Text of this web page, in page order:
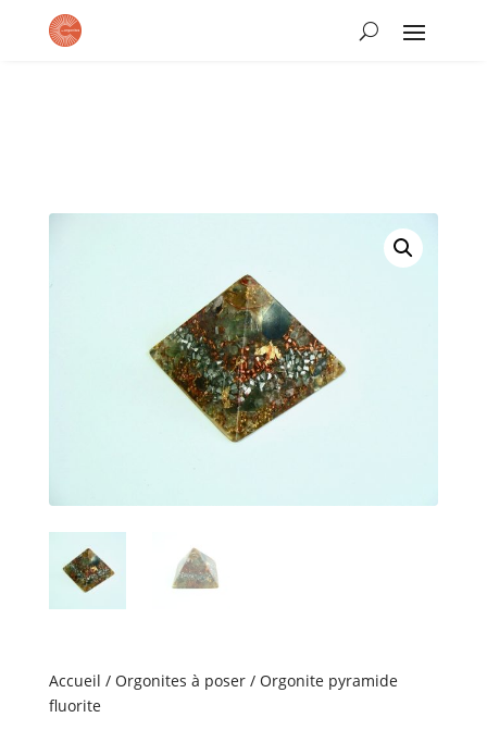
Accueil / Orgonites à poser/ Orgonite pyramide
fluorite